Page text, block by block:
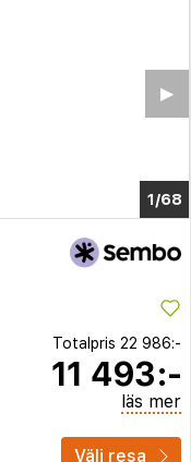
1/62
▶︎
Totalpris 22 986:-
11 493:-
läs mer
Välj resa